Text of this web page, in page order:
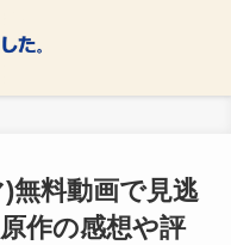
無料動画で見逃
作の感想や評